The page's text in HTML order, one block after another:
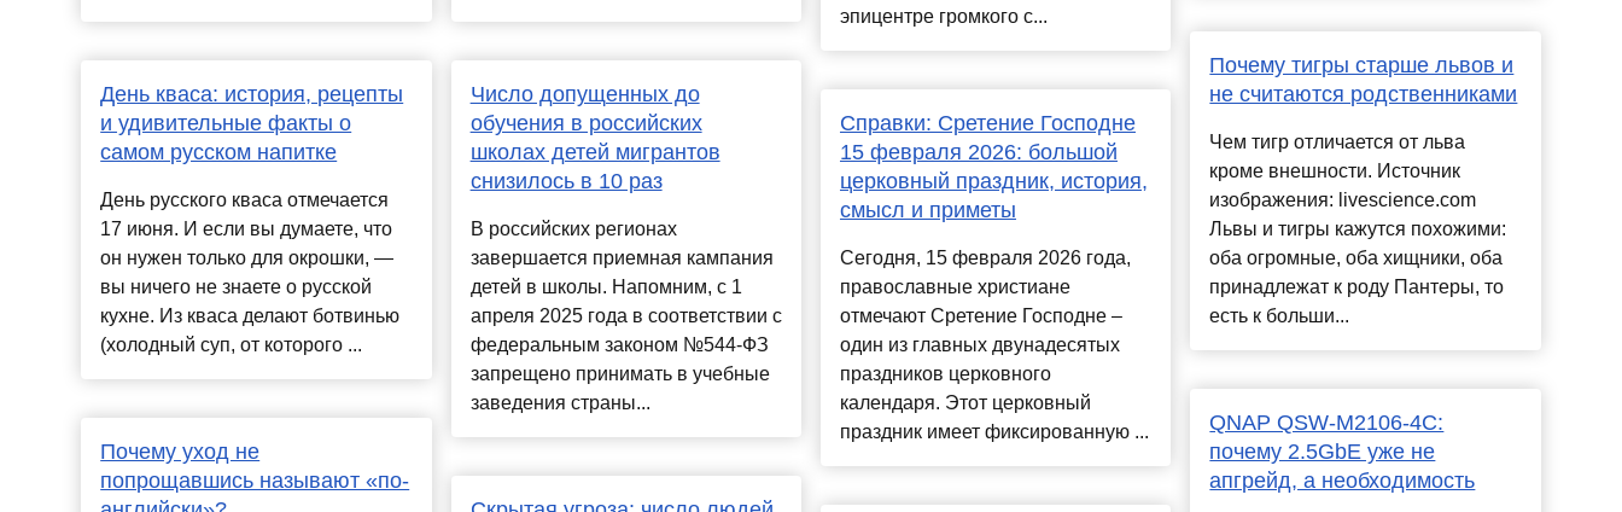
День кваса: история, рецепты
и удивительные факты о
самом русском напитке
День русского кваса отмечается
17 июня. И если вы думаете, что
он нужен только для окрошки, —
вы ничего не знаете о русской
кухне. Из кваса делают ботвинью
(холодный суп, от которого ...
Почему уход не
попрощавшись называют «по-
Число допущенных до
обучения в российских
школах детей мигрантов
снизилось в 10 раз
В российских регионах
завершается приемная кампания
детей в школы. Напомним, с 1
апреля 2025 года в соответствии с
федеральным законом №544-ФЗ
запрещено принимать в учебные
заведения страны...
эпицентре громкого с...
Справки: Сретение Господне
15 февраля 2026: большой
церковный праздник, история,
смысл и приметы
Сегодня, 15 февраля 2026 года,
православные христиане
отмечают Сретение Господне –
один из главных двунадесятых
праздников церковного
календаря. Этот церковный
праздник имеет фиксированную ...
Почему тигры старше львов и
не считаются родственниками
Чем тигр отличается от льва
кроме внешности. Источник
изображения: livescience.com
Львы и тигры кажутся похожими:
оба огромные, оба хищники, оба
принадлежат к роду Пантеры, то
есть к больши...
QNAP QSW-M2106-4C:
почему 2.5GbE уже не
апгрейд, а необходимость